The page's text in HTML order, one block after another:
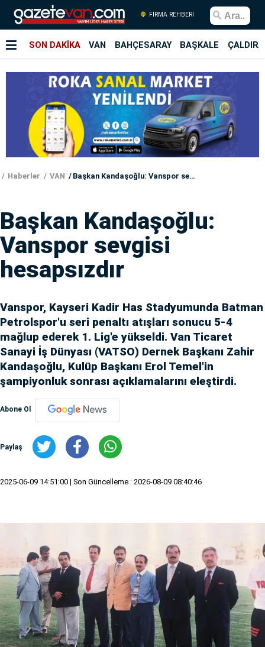
FİRMA REHBERİ
SON DAKİKA VAN BAHÇESARAY BAŞKALE
Haberler VAN Başkan Kandaşoğlu: Vanspor sevgisi hesapsızdır
Başkan Kandaşoğlu:
Vanspor sevgisi
hesapsızdır
Vanspor, Kayseri Kadir Has Stadyumunda Batman
Petrolspor'u seri penaltı atışları sonucu 5-4
mağlup ederek 1. Lig'e yükseldi. Van Ticaret
Sanayi İş Dünyası (VATSO) Dernek Başkanı Zahir
Kandaşoğlu, Kulüp Başkanı Erol Temel'in
şampiyonluk sonrası açıklamalarını eleştirdi.
Abone Ol
Paylaş
2025-06-09 14:51:00 | Son Güncelleme : 2026-08-09 08:40:46